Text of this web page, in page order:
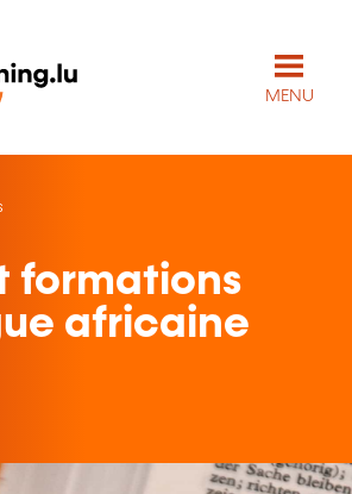
MENU
formations
africaine